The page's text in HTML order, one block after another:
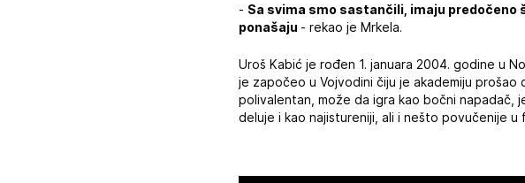
- Sa svima smo sastančili, imaju predočeno
ponašaju - rekao je Mrkela.
Uroš Kabić je rođen 1. januara 2004. godine u
je započeo u Vojvodini čiju je akademiju
polivalentan, može da igra kao bočni napadač,
deluje i kao najistureniji, ali i nešto povučenije u